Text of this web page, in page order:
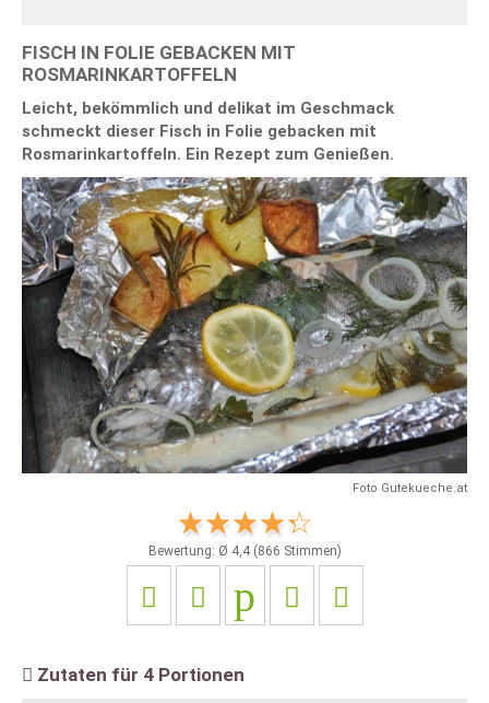
FISCH IN FOLIE GEBACKEN MIT
ROSMARINKARTOFFELN
Leicht, bekömmlich und delikat im Geschmack
schmeckt dieser Fisch in Folie gebacken mit
Rosmarinkartoffeln. Ein Rezept zum Genießen.
Foto Gutekueche.at
Bewertung: Ø 4,4(866 Stimmen)
Zutaten für 4 Portionen